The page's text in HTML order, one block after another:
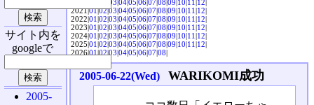
03|04|05|06|07|08|09|10|11|12|
2021|01|02|03|04|05|06|07|08|09|10|11|12|
2022|01|02|03|04|05|06|07|08|09|10|11|12|
2023|01|02|03|04|05|06|07|08|09|10|11|12|
2024|01|02|03|04|05|06|07|08|09|10|11|12|
2025|01|02|03|04|05|06|07|08|09|10|11|12|
2026|01|02|03|04|05|06|07|08|
2005-06-22(Wed) WARIKOMI成功
サイト内を
googleで
2005-